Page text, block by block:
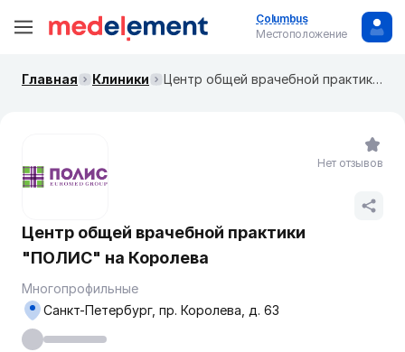
Columbus
Местоположение
Главная Клиники Центр общей врачебной практики "ПОЛИС" на Королева
Центр общей врачебной практики
"ПОЛИС" на Королева
Многопрофильные
Санкт-Петербург, пр. Королева, д. 63
Нет отзывов